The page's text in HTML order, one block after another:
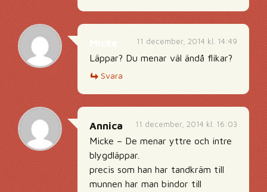
11 december, 2014 kl. 14:49
Läppar? Du menar väl ändå flikar?
Svara
11 december, 2014 kl. 16:03
Annica
Micke – De menar yttre och intre
blygdläppar.
precis som han har tandkräm till
munnen har man bindor till